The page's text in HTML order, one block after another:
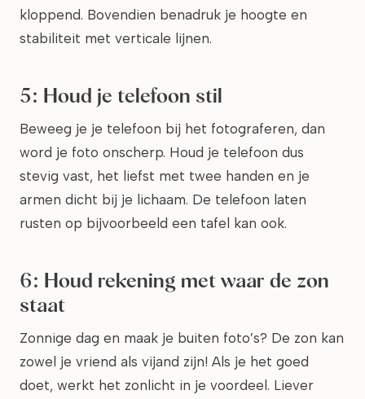
kloppend. Bovendien benadruk je hoogte en
stabiliteit met verticale lijnen.
5: Houd je telefoon stil
Beweeg je je telefoon bij het fotograferen, dan
word je foto onscherp. Houd je telefoon dus
stevig vast, het liefst met twee handen en je
armen dicht bij je lichaam. De telefoon laten
rusten op bijvoorbeeld een tafel kan ook.
6: Houd rekening met waar de zon
staat
Zonnige dag en maak je buiten foto’s? De zon kan
zowel je vriend als vijand zijn! Als je het goed
doet, werkt het zonlicht in je voordeel. Liever